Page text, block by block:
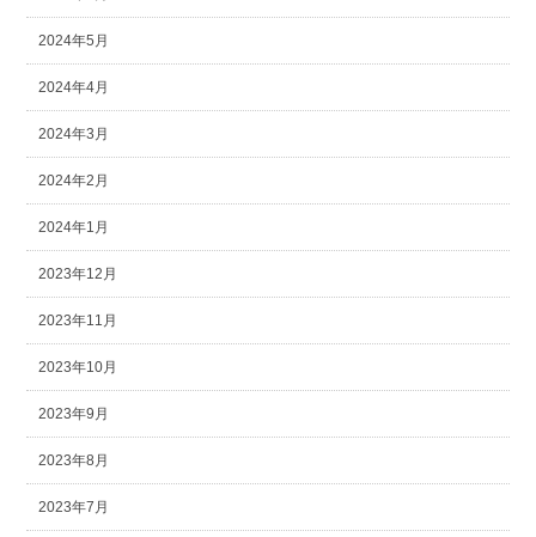
2024年5月
2024年4月
2024年3月
2024年2月
2024年1月
2023年12月
2023年11月
2023年10月
2023年9月
2023年8月
2023年7月